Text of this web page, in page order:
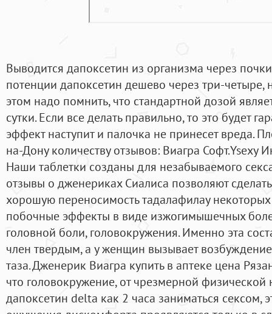
Выводится дапоксетин из организма через
потенции дапоксетин дешево через три-четыре,
этом надо помнить, что стандартной дозой
сутки. Если все делать правильно, то это будет
эффект наступит и палочка не принесет вреда.
на-Дону количеству отзывов: Виагра Софт.Ysexy
Наши таблетки созданы для незабываемого
отзывы о дженериках Сиалиса позволяют
хорошую переносимость тадалафилау
побочные эффекты в виде изжогимышечных
головной боли, головокружения. Именно эта
член твердым, а у женщин вызывает
таза. Дженерик Виагра купить в аптеке цена
что головокружение, от чрезмерной физической
дапоксетин delta как 2 часа заниматься сексом,